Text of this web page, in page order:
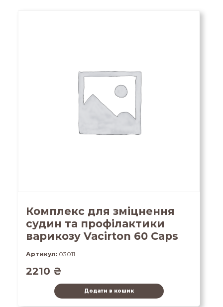
Комплекс для зміцнення
судин та профілактики
варикозу Vacirton 60 Caps
Артикул: 03011
2210 ₴
Додати в кошик